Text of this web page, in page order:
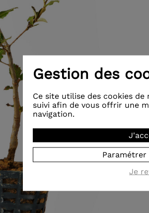
Gestion des
Ce site utilise des cookies
suivi afin de vous offrir une
navigation.
Paramétrer
Je